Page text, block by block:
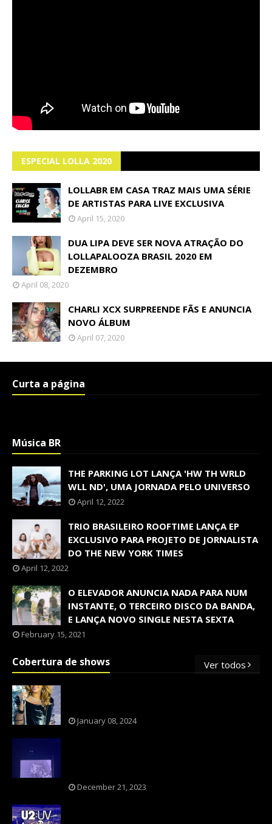
ESPECIAL LOLLA 2020
LOLLABR EM CASA TRAZ MAIS UMA SÉRIE
DE ARTISTAS PARA LIVE EXCLUSIVA
April 15, 2020
DUA LIPA DEVE SER NOVA ATRAÇÃO DO
LOLLAPALOOZA BRASIL 2020 EM
DEZEMBRO
April 08, 2020
CHARLI XCX SURPREENDE FÃS E ANUNCIA
NOVO ÁLBUM
April 07, 2020
Curta a página
Música BR
THE PARKING LOT LANÇA 'HW TH WRLD
WLL ND', UMA JORNADA PELO UNIVERSO
April 12, 2022
TRIO BRASILEIRO ROOFTIME LANÇA EP
EXCLUSIVO PARA PROJETO DE JORNALISTA
DO THE NEW YORK TIMES
April 12, 2022
O ELEVADOR ANUNCIA NADA PARA NUM
INSTANTE, O TERCEIRO DISCO DA BANDA,
E LANÇA NOVO SINGLE NESTA SEXTA
February 15, 2021
Cobertura de shows Ver todos
January 08, 2024
December 21, 2023